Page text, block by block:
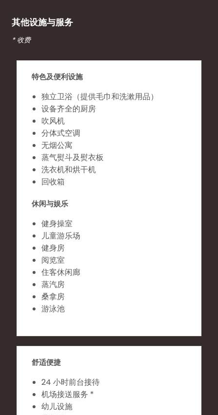
其他设施与服务
* 收费
特色及便利设施
独立卫浴（提供毛巾和洗漱用品）
设备齐全的厨房
吹风机
分体式空调
无烟公寓
蒸气熨斗及熨衣板
洗衣机和烘干机
回收箱
休闲与娱乐
健身操室
儿童游乐场
健身房
阅览室
住客休闲廊
蒸汽房
桑拿房
游泳池
舒适便捷
24 小时前台接待
机场接送服务 *
幼儿设施